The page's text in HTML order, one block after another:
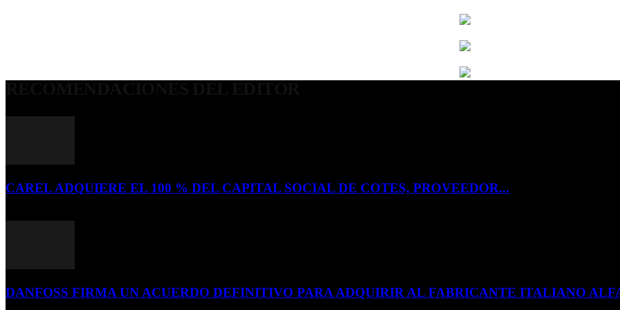
CAREL ADQUIERE EL 100 % DEL CAPITAL SOCIAL DE COTES, PROVEEDOR...
DANFOSS FIRMA UN ACUERDO DEFINITIVO PARA ADQUIRIR AL FABRICANTE ITALIANO